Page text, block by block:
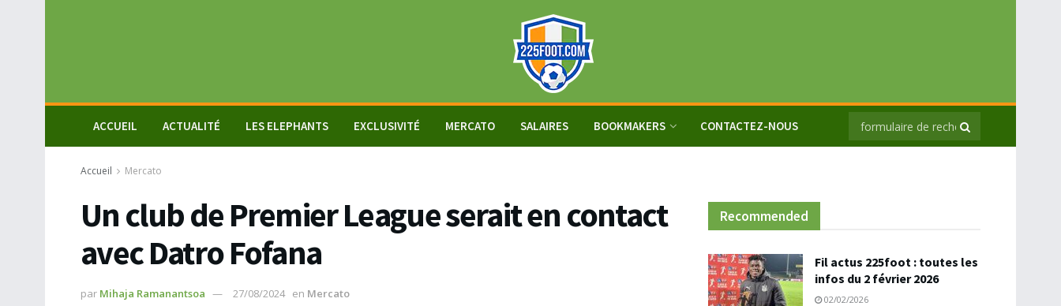
ACCUEIL ACTUALITÉ LES ELEPHANTS EXCLUSIVITÉ MERCATO SALAIRES BOOKMAKERS CONTACTEZ-NOUS
Accueil Mercato
Un club de Premier League serait en contact
avec Datro Fofana
par Mihaja Ramanantsoa 27/08/2024 en Mercato
Recommended
Fil actus 225foot : toutes les
infos du 2 février 2026
02/02/2026